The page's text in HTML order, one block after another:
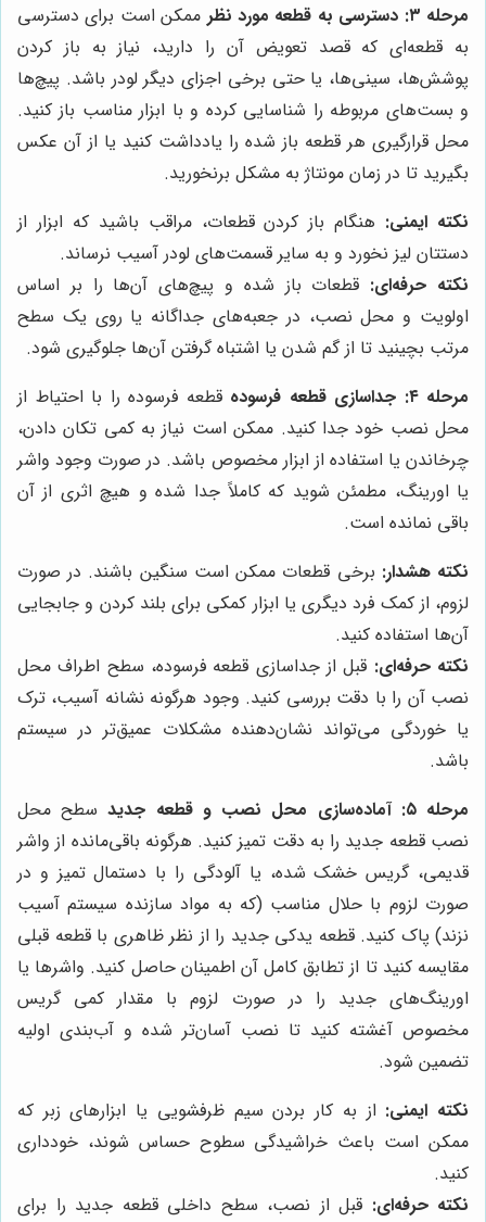
مرحله ۳: دسترسی به قطعه مورد نظر
ممکن است برای دسترسی
به قطعه‌ای که قصد تعویض آن را دارید، نیاز به باز کردن
پوشش‌ها، سینی‌ها، یا حتی برخی اجزای دیگر لودر باشد. پیچ‌ها
و بست‌های مربوطه را شناسایی کرده و با ابزار مناسب باز کنید.
محل قرارگیری هر قطعه باز شده را یادداشت کنید یا از آن عکس
بگیرید تا در زمان مونتاژ به مشکل برنخورید.
نکته ایمنی: هنگام باز کردن قطعات، مراقب باشید که ابزار از
دستتان لیز نخورد و به سایر قسمت‌های لودر آسیب نرساند.
نکته حرفه‌ای: قطعات باز شده و پیچ‌های آن‌ها را بر اساس
اولویت و محل نصب، در جعبه‌های جداگانه یا روی یک سطح
مرتب بچینید تا از گم شدن یا اشتباه گرفتن آن‌ها جلوگیری شود.
مرحله ۴: جداسازی قطعه فرسوده
قطعه فرسوده را با احتیاط از
محل نصب خود جدا کنید. ممکن است نیاز به کمی تکان دادن،
چرخاندن یا استفاده از ابزار مخصوص باشد. در صورت وجود واشر
یا اورینگ، مطمئن شوید که کاملاً جدا شده و هیچ اثری از آن
باقی نمانده است.
نکته هشدار: برخی قطعات ممکن است سنگین باشند. در صورت
لزوم، از کمک فرد دیگری یا ابزار کمکی برای بلند کردن و جابجایی
آن‌ها استفاده کنید.
نکته حرفه‌ای: قبل از جداسازی قطعه فرسوده، سطح اطراف محل
نصب آن را با دقت بررسی کنید. وجود هرگونه نشانه آسیب، ترک
یا خوردگی می‌تواند نشان‌دهنده مشکلات عمیق‌تر در سیستم
باشد.
مرحله ۵: آماده‌سازی محل نصب و قطعه جدید
سطح محل
نصب قطعه جدید را به دقت تمیز کنید. هرگونه باقی‌مانده از واشر
قدیمی، گریس خشک شده، یا آلودگی را با دستمال تمیز و در
صورت لزوم با حلال مناسب (که به مواد سازنده سیستم آسیب
نزند) پاک کنید. قطعه یدکی جدید را از نظر ظاهری با قطعه قبلی
مقایسه کنید تا از تطابق کامل آن اطمینان حاصل کنید. واشرها یا
اورینگ‌های جدید را در صورت لزوم با مقدار کمی گریس
مخصوص آغشته کنید تا نصب آسان‌تر شده و آب‌بندی اولیه
تضمین شود.
نکته ایمنی: از به کار بردن سیم ظرفشویی یا ابزارهای زبر که
ممکن است باعث خراشیدگی سطوح حساس شوند، خودداری
کنید.
نکته حرفه‌ای: قبل از نصب، سطح داخلی قطعه جدید را برای